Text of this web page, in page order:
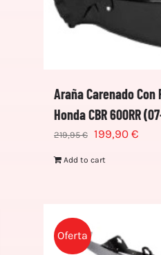
Araña Carenado Con
Honda CBR 600RR
219,95€ 199,90 €
Add to cart
Oferta